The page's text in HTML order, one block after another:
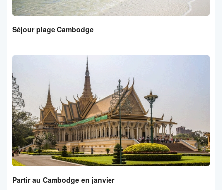
Séjour plage Cambodge
Partir au Cambodge en janvier